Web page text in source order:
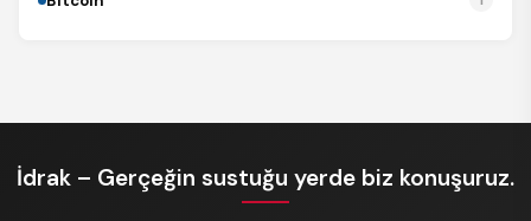
İdrak – Gerçeğin sustuğu yerde biz konuşuruz.